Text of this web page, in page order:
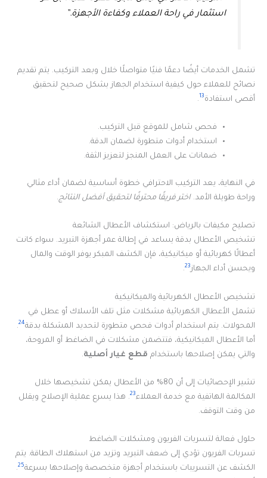
استثمار في راحة العملاء وكفاءة الأجهزة.”
تشمل الخدمات أيضًا دعمًا فنيًا متواصلًا خلال وبعد التركيب. يتم تقديم
نصائح للعملاء حول كيفية استخدام الجهاز بشكل صحيح لتحقيق
أقصى استفادة13
.
فحص شامل للموقع قبل التركيب.
استخدام أدوات متطورة لضمان الدقة.
ضمانات على العمل المنجز لتعزيز الثقة.
في النهاية، يعد التركيب الاحترافي خطوة أساسية لضمان أداء مثالي
وراحة طويلة الأمد. اختر فريقًا محترفًا لتحقيق أفضل النتائج.
تصليح مكيفات بالرياض: استكشاف الأعطال الشائعة
تشخيص الأعطال بدقة يساعد في إطالة عمر أجهزة التبريد. سواء كانت
أعطالًا كهربائية أو ميكانيكية، فإن الكشف المبكر يوفر الوقت والمال
ويحسن أداء الجهاز23
.
تشخيص الأعطال الكهربائية والميكانيكية
تشمل الأعطال الكهربائية مشكلات مثل تلف الأسلاك أو عطل في
المحولات. يتم استخدام أدوات فحص متطورة لتحديد المشكلة بدقة24
.
أما الأعطال الميكانيكية، فتتضمن مشكلات في الضاغط أو المروحة،
والتي يمكن إصلاحها باستخدام قطع غيار أصلية.
تشير الإحصائيات إلى أن 80% من الأعطال يمكن تشخيصها خلال
المكالمة الهاتفية مع خدمة العملاء23. هذا يسرع عملية الإصلاح ويقلل
من وقت التوقف.
حلول فعالة لتسربات الفريون ومشكلات الضاغط
تسربات الفريون تؤدي إلى ضعف التبريد وتزيد من استهلاك الطاقة. يتم
الكشف عن التسريبات باستخدام أجهزة متخصصة وإصلاحها بسرعة25
.